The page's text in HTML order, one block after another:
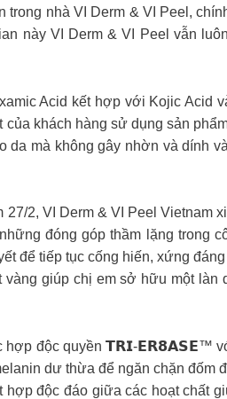
nhà VI Derm & VI Peel,
này VI Derm & VI Peel vẫn
Acid kết hợp với Kojic Acid
khách hàng sử dụng sản
da mà không gây nhờn và dính
2, VI Derm & VI Peel Vietnam
đóng góp thầm lặng trong
để tiếp tục cống hiến, xứng
giúp chị em sở hữu một làn
hợp độc quyền 𝗧𝗥𝗜-𝗘𝗥𝟴𝗔𝗦𝗘™
dư thừa để ngăn chặn đốm
độc đáo giữa các hoạt chất